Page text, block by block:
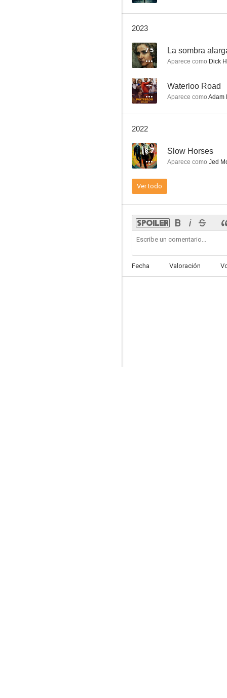
7.3
7.0
2023
7.5 La sombra
Aparece como Dick
-- Waterloo Road
Aparece como Adam
2022
8.7 Slow Horses
Aparece como Jed
Ver todo
Fecha Valoración